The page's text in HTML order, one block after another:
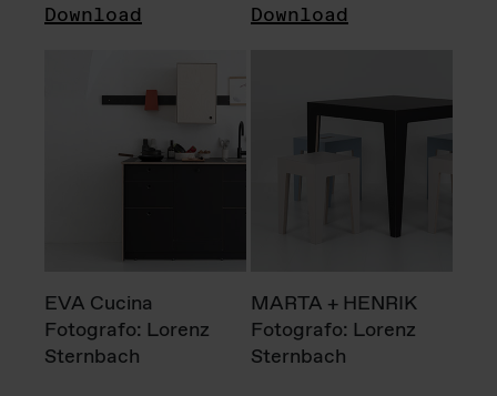
Download Download
EVA Cucina
Fotografo: Lorenz
Sternbach
MARTA + HENRIK
Fotografo: Lorenz
Sternbach